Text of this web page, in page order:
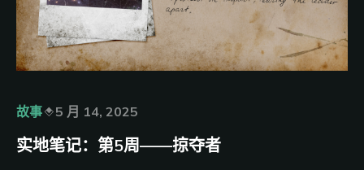
故事 5 月 14, 2025
实地笔记：第5周——掠夺者